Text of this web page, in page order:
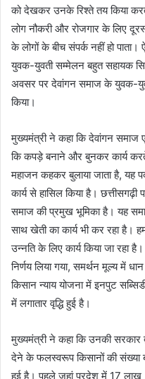
को देखकर उनके रिश्ते तय किया
लोग नौकरी और रोजगार के लिए
के लोगों के बीच संपर्क नहीं हो
युवक-युवती सम्मेलन बहुत सहायक
अवसर पर देवांगन समाज के युवक-
किया।
मुख्यमंत्री ने कहा कि देवांगन समाज
कि कपड़े बनाने और बुनकर कार्य करते
महाजन कहकर बुलाया जाता है, यह
कार्य से हासिल किया है।
समाज की प्रमुख भूमिका है। यह
साथ खेती का कार्य भी कर रहा है।
उन्नति के लिए कार्य किया जा रहा
निर्णय लिया गया, समर्थन मूल्य में
किसान न्याय योजना में इनपुट
में लगातार वृद्धि हुई है।
मुख्यमंत्री ने कहा कि उनकी सरकार
देने के फलस्वरूप किसानों की संख्या
हुई है। पहले जहां प्रदेश में 17